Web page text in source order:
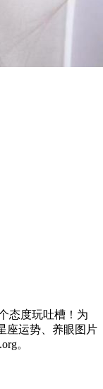
态度玩吐槽！为
座运势、养眼图片
。